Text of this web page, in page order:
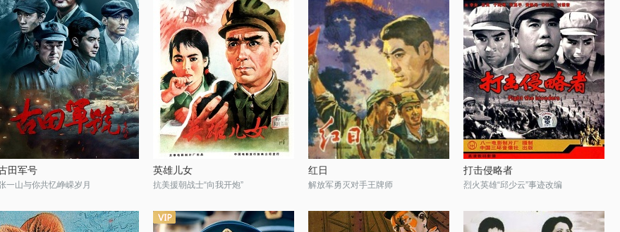
田军号
一山与你共忆峥嵘岁月
英雄儿女
抗美援朝战士“向我开炮”
红日
解放军勇灭对手王牌师
打击侵略者
烈火英雄“邱少云”事迹改编